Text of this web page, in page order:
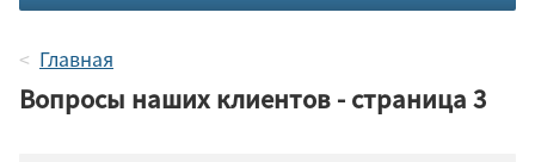
Главная
Вопросы наших клиентов - страница 3